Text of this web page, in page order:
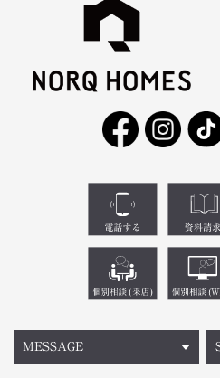
MESSAGE